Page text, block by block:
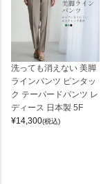
洗っても消えない 美脚
ラインパンツ ピンタッ
ク テーパードパンツ レ
ディース 日本製 5F
¥14,300(税込)